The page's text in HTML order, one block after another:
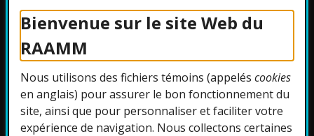
Bienvenue sur le site Web du
RAAMM
Nous utilisons des fichiers témoins (appeléscookies
en anglais) pour assurer le bon fonctionnement du
site, ainsi que pour personnaliser et faciliter votre
expérience de navigation. Nous collectons certaines
Protection des
renseignements
Accessibilité